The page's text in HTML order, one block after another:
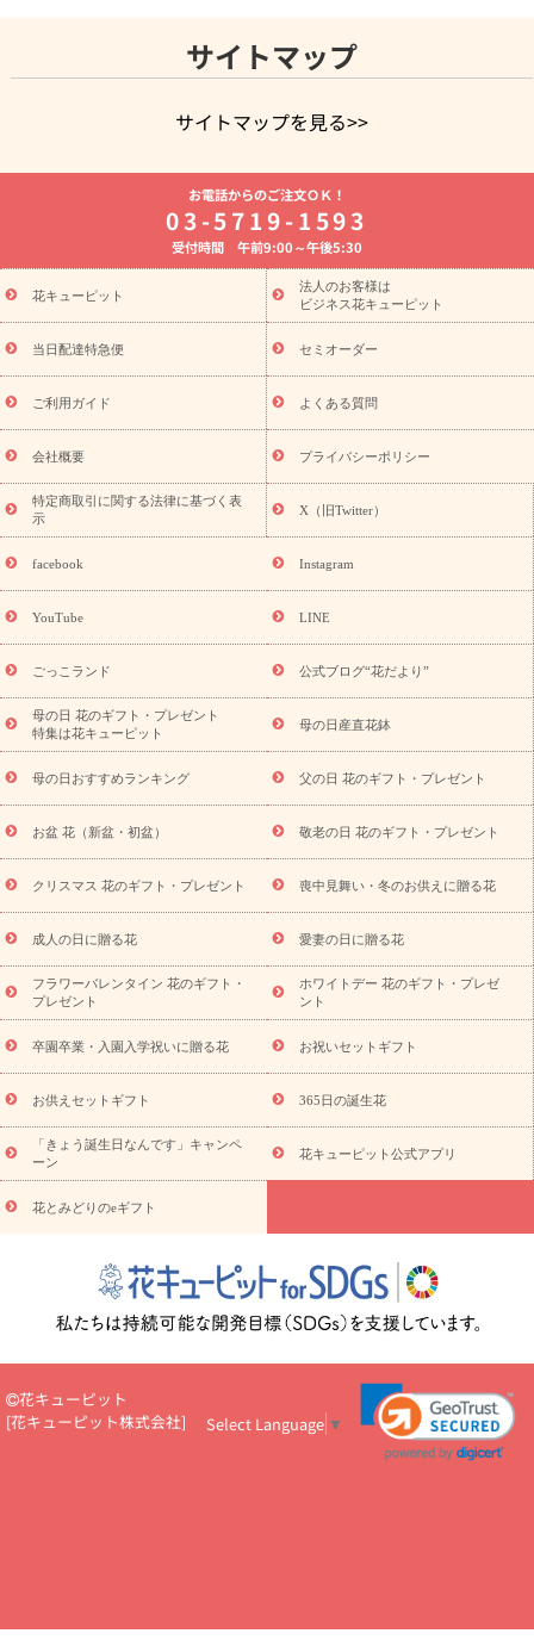
サイトマップ
サイトマップを見る>>
よく贈られる花
お祝いの花特集
誕生日フラワーギフト特集
8月の誕生花(トルコキキョウ)
開店・開業祝い
お供え・お悔やみ お供え・お悔やみの花
通夜・葬儀に贈る花 胡蝶蘭・花鉢
ーブドフラワー
季節のイベント
ひまわり ギフト・プレゼント
特集
お盆 花（新盆・初盆） 季節のイベント
お盆 花（新
盆・初盆）
お盆 花（新盆・初盆）
お盆・お供え 花とセットギ
フト
お盆・お供え プリザーブドフラワー
ひまわり ギフト・プ
レゼント特集
夏の花贈り・お中元・暑中見舞い 花のギフト特集
敬老の日におくる花ギフト・プレゼント特集
花ギフト・プレゼント特集
敬老の日 花のおすすめランキング
敬
老の日 花鉢植えのギフト・プレゼント特集
敬老の日 花とセットギ
フト・プレゼント特集
敬老の日の花 全てのギフト一覧
キャン
ペーン
「きょう誕生日なんです」キャンペーン
探す
誕生日フラワーギフト 誕生日フラワーギフト特集
誕生
日フラワーギフト商品一覧
ユリ トルコキキョウ
誕生花(トルコキキョウ)
9月の誕生花(リンドウ)
誕生日セット
ギフト
「きょう誕生日なんです」キャンペーン
用途から探す お祝いの花特集 当日配達特急便
お祝い商品
一覧
お祝い 新築・引っ越し祝い
結婚記念日
結婚祝い 出産祝い 退院祝い・快気祝い
還暦
祝い・長寿祝い
プチギフト ペットのお祝いフラワー
元・暑中見舞い
敬老の日
お供え
お供え・お悔やみ商品一覧 お供え・お悔やみの花
十九日法要以降に贈る花
通夜・葬儀に贈る花
お供え お花とセッ
お盆（新盆・初盆）
お祝い返し お見舞い
お取り
プリザーブドフラワー
スタイルから探す
アレンジメント
蘭・花鉢
ミディ胡蝶蘭・お祝い ミディ胡蝶蘭・お供え
の青色胡蝶蘭
観葉植物 観葉植物 産直多肉植物
プリザーブ
ドフラワー
お祝い お供え・お悔やみ 花とセットギフト
ミオーダー
プチギフト（hanamore -ハナモア-）
花とみどりの
eギフト
花キューピットのeGfit カラー ピンク
レンジ
レッド お花の種類 バラ ユリ トルコキキョウ
予
算から探す
お祝い お祝い・3000円～ お祝い・
お祝い・5000円～ お祝い・7000円～ お祝い・10000円～
お供え・お悔やみ
お供え・お悔やみ・3000円～
お供え・お
悔やみ・5000円～ お供え・お悔やみ・7000円～
お供え・お悔
やみ・10000円～
365日の誕生花カレンダー
開店・開業祝
お祝いを贈るときのマナー・
花キューピットのお祝いコラム一覧
誕生日のお花を「色
彩心理学」で選ぶ方法
結婚祝いの予算相場
出産祝いお役立ち情
転職祝いのマナー基礎知識
ペットのお祝いワンポイントアド
バイス
スタンド花（フラスタ）のマナー
お見舞いのマナーとル
お祝い花のマナー総まとめ
場上司や先輩へ贈るお祝い花の正解は？
開店祝いの花 選び方ガイ
ド（早見表あり）
花キューピットのお供え・
プロ直伝10のテクニック
花美人5人の「花のある暮らし」 美
お電話からのご注文ＯＫ！
03-5719-1593
受付時間 午前9:00～午後5:30
花キューピット
法人のお客様は
ビジネス花キューピット
当日配達特急便 セミオーダー
ご利用ガイド よくある質問
会社概要 プライバシーポリシー
特定商取引に関する法律に基づく表
示
X（旧Twitter）
facebook Instagram
YouTube LINE
ごっこランド 公式ブログ“花だより”
母の日 花のギフト・プレゼント
特集は花キューピット
母の日産直花鉢
母の日おすすめランキング 父の日 花のギフト・プレゼント
お盆 花（新盆・初盆） 敬老の日 花のギフト・プレゼント
クリスマス 花のギフト・プレゼント 喪中見舞い・冬のお供えに贈る花
成人の日に贈る花 愛妻の日に贈る花
フラワーバレンタイン 花のギフト・
プレゼント
ホワイトデー 花のギフト・プレゼ
ント
卒園卒業・入園入学祝いに贈る花 お祝いセットギフト
お供えセットギフト 365日の誕生花
「きょう誕生日なんです」キャンペ
ーン
花キューピット公式アプリ
花とみどりのeギフト
花キューピット
[花キューピット株式会社] Select Language ▼